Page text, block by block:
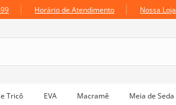
Horário de Atendimento Nossa Loja
Tricô EVA Macramê Meia de Seda